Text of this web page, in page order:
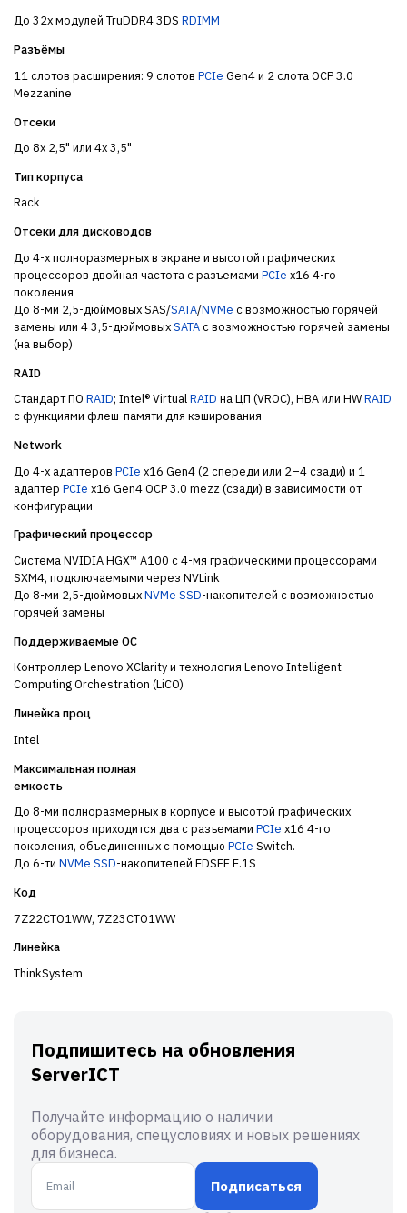
До 32х модулей TruDDR4 3DS RDIMM
Разъёмы
11 слотов расширения: 9 слотов PCIe Gen4 и 2 слота OCP 3.0
Mezzanine
Отсеки
До 8x 2,5" или 4x 3,5"
Тип корпуса
Rack
Отсеки для дисководов
До 4-х полноразмерных в экране и высотой графических
процессоров двойная частота с разъемами PCIe x16 4-го
поколения
До 8-ми 2,5-дюймовых SAS/SATA/NVMe с возможностью горячей
замены или 4 3,5-дюймовыхSATAс возможностью горячей замены
(на выбор)
RAID
Стандарт ПО RAID; Intel® VirtualRAID на ЦП (VROC), HBA или HWRAID
с функциями флеш-памяти для кэширования
Network
До 4-х адаптеров PCIe x16 Gen4 (2 спереди или 2–4 сзади) и 1
адаптер PCIe x16 Gen4 OCP 3.0 mezz (сзади) в зависимости от
конфигурации
Графический процессор
Система NVIDIA HGX™ A100 с 4-мя графическими процессорами
SXM4, подключаемыми через NVLink
До 8-ми 2,5-дюймовыхNVMe SSD-накопителей с возможностью
горячей замены
Поддерживаемые ОС
Контроллер Lenovo XClarity и технология Lenovo Intelligent
Computing Orchestration (LiCO)
Линейка проц
Intel
Максимальная полная
емкость
До 8-ми полноразмерных в корпусе и высотой графических
процессоров приходится два с разъемами PCIe x16 4-го
поколения, объединенных с помощью PCIe Switch.
До 6-ти NVMe SSD-накопителей EDSFF E.1S
Код
7Z22CTO1WW, 7Z23CTO1WW
Линейка
ThinkSystem
Подпишитесь на обновления
ServerICT
Получайте информацию о наличии
оборудования, спецусловиях и новых решениях
для бизнеса.
Подписаться